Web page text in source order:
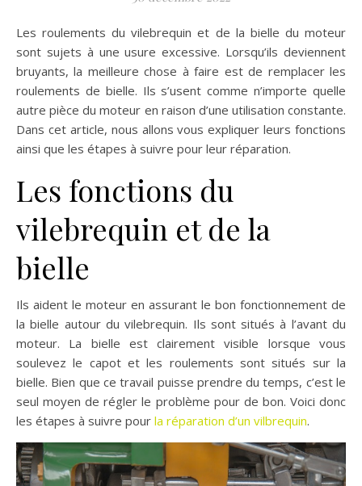
Les roulements du vilebrequin et de la bielle du moteur
sont sujets à une usure excessive. Lorsqu’ils deviennent
bruyants, la meilleure chose à faire est de remplacer les
roulements de bielle. Ils s’usent comme n’importe quelle
autre pièce du moteur en raison d’une utilisation constante.
Dans cet article, nous allons vous expliquer leurs fonctions
ainsi que les étapes à suivre pour leur réparation.
Les fonctions du
vilebrequin et de la
bielle
Ils aident le moteur en assurant le bon fonctionnement de
la bielle autour du vilebrequin. Ils sont situés à l’avant du
moteur. La bielle est clairement visible lorsque vous
soulevez le capot et les roulements sont situés sur la
bielle. Bien que ce travail puisse prendre du temps, c’est le
seul moyen de régler le problème pour de bon. Voici donc
les étapes à suivre pour la réparation d’un vilbrequin.